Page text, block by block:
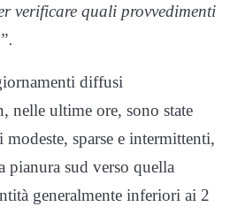
verificare quali provvedimenti
diffusi
nelle ultime ore, sono state
sparse e intermittenti,
pianura sud verso quella
generalmente inferiori ai 2